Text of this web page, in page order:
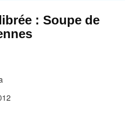
: Soupe de